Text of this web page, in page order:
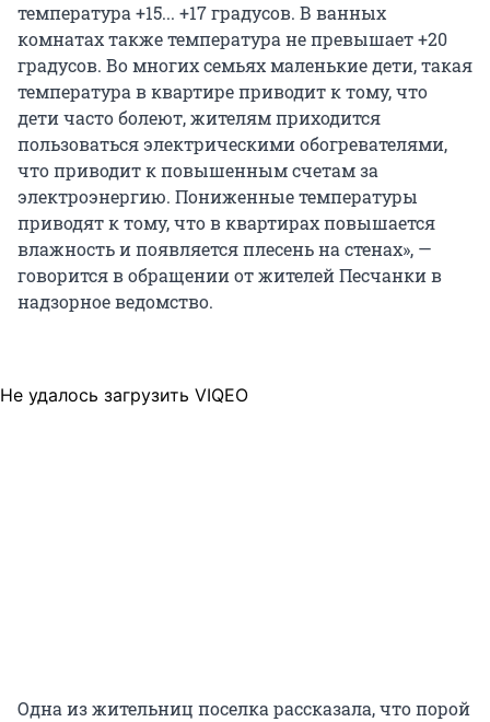
температура +15... +17 градусов. В ванных
комнатах также температура не превышает +20
градусов. Во многих семьях маленькие дети, такая
температура в квартире приводит к тому, что
дети часто болеют, жителям приходится
пользоваться электрическими обогревателями,
что приводит к повышенным счетам за
электроэнергию. Пониженные температуры
приводят к тому, что в квартирах повышается
влажность и появляется плесень на стенах», —
говорится в обращении от жителей Песчанки в
надзорное ведомство.
Не удалось загрузить VIQEO
Одна из жительниц поселка рассказала, что порой